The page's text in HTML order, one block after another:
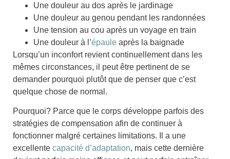
Une douleur au dos après le jardinage
Une douleur au genou pendant les randonnées
Une tension au cou après un voyage en train
Une douleur à l’épaule après la baignade
Lorsqu’un inconfort revient continuellement dans les
mêmes circonstances, il peut être pertinent de se
demander pourquoi plutôt que de penser que c’est
quelque chose de normal.
Pourquoi? Parce que le corps développe parfois des
stratégies de compensation afin de continuer à
fonctionner malgré certaines limitations. Il a une
excellente capacité d’adaptation, mais cette dernière